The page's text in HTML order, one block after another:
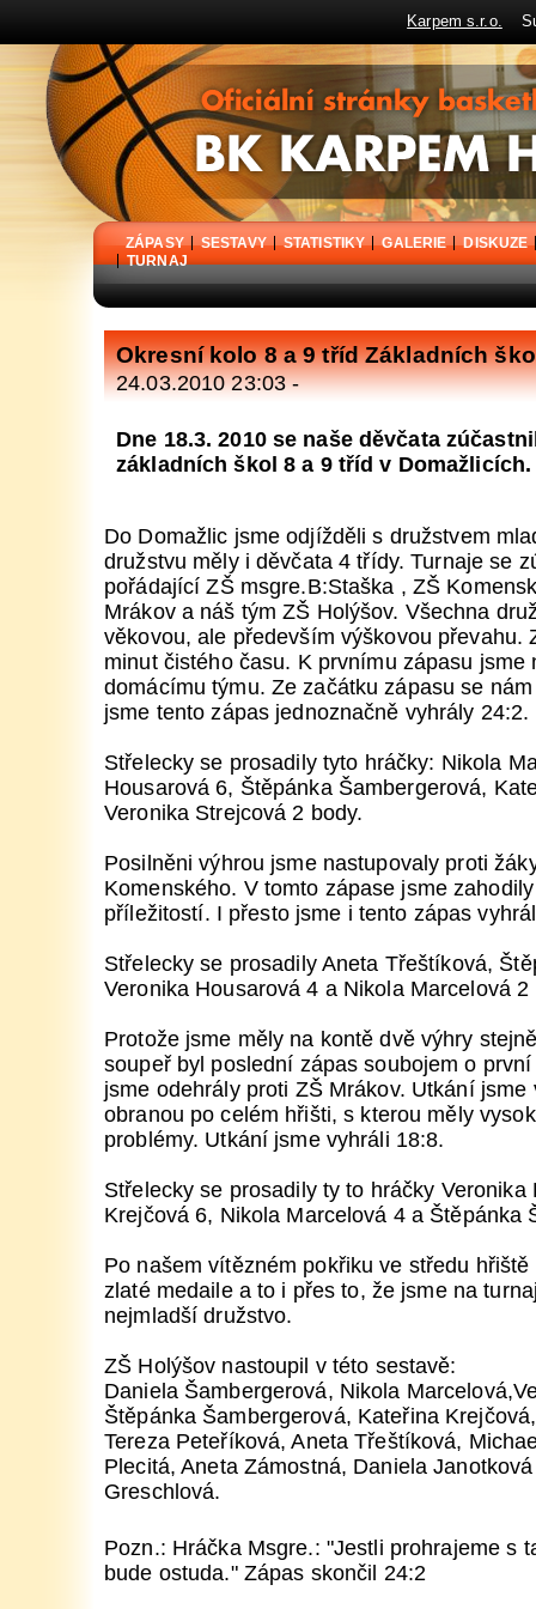
Karpem s.r.o.
BK Karpem Holýšov - oficiální stránky basketbalového klubu
ZÁPASY SESTAVY STATISTIKY GALERIE
DISKUZE
TURNAJ
Okresní kolo 8 a 9 tříd Základních
24.03.2010 23:03 -
Dne 18.3. 2010 se naše děvčata
základních škol 8 a 9 tříd v Domažlicích.
Do Domažlic jsme odjížděli s družstvem
družstvu měly i děvčata 4 třídy. Turnaje se
pořádající ZŠ msgre.B:Staška , ZŠ
Mrákov a náš tým ZŠ Holýšov. Všechna
věkovou, ale především výškovou převahu.
minut čistého času. K prvnímu zápasu jsme
domácímu týmu. Ze začátku zápasu se
jsme tento zápas jednoznačně vyhrály 24:2.
Střelecky se prosadily tyto hráčky: Nikola
Housarová 6, Štěpánka Šambergerová,
Veronika Strejcová 2 body.
Posilněni výhrou jsme nastupovaly proti
Komenského. V tomto zápase jsme
příležitostí. I přesto jsme i tento zápas
Střelecky se prosadily Aneta Třeštíková,
Veronika Housarová 4 a Nikola Marcelová 2
Protože jsme měly na kontě dvě výhry
soupeř byl poslední zápas soubojem o
jsme odehrály proti ZŠ Mrákov. Utkání
obranou po celém hřišti, s kterou měly
problémy. Utkání jsme vyhráli 18:8.
Střelecky se prosadily ty to hráčky Veronika
Krejčová 6, Nikola Marcelová 4 a Štěpánka
Po našem vítězném pokřiku ve středu
zlaté medaile a to i přes to, že jsme na
nejmladší družstvo.
ZŠ Holýšov nastoupil v této sestavě:
Daniela Šambergerová, Nikola
Štěpánka Šambergerová, Kateřina
Tereza Peteříková, Aneta Třeštíková,
Plecitá, Aneta Zámostná, Daniela
Greschlová.
Pozn.: Hráčka Msgre.: "Jestli prohrajeme s
bude ostuda." Zápas skončil 24:2